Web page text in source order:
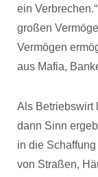
ein
großen
Vermögen
aus Mafia,
Als Betriebswirt
dann Sinn
in die
von Straßen,